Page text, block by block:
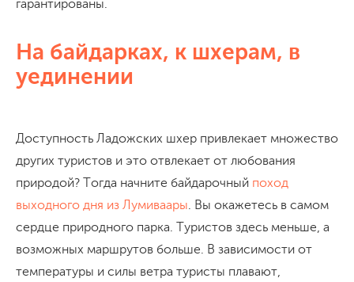
гарантированы.
На байдарках, к шхерам, в
уединении
Доступность Ладожских шхер привлекает множество
других туристов и это отвлекает от любования
природой? Тогда начните байдарочный поход
выходного дня из Лумиваары. Вы окажетесь в самом
сердце природного парка. Туристов здесь меньше, а
возможных маршрутов больше. В зависимости от
температуры и силы ветра туристы плавают,